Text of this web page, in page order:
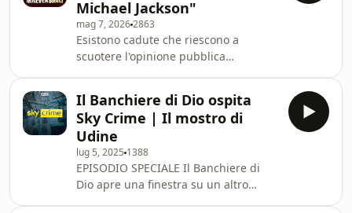
Michael Jackson"
mag 7, 20262863
Esistono cadute che riescono a
scuotere l'opinione pubblica
il velo sulla vita di un uomo diventato
un simbolo, rivelando un labirinto di
ombre e verità taciute. In questa
puntata speciale Il Banchiere di Dio,
ospita il primo episodio di Danni
Irreversibili - il caso Michael Jackson.
Un racconto che scava nelle accuse e
Il Banchiere di Dio ospita
Sky Crime | Il mostro di
Udine
lug 5, 2025 1388
EPISODIO SPECIALE Il Banchiere di
Dio apre una finestra su un altro